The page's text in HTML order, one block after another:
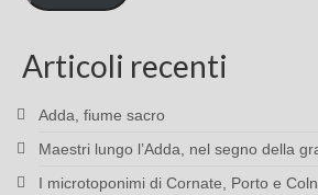
Articoli recenti
Adda, fiume sacro
Maestri lungo l’Adda, nel segno della
I microtoponimi di Cornate, Porto e